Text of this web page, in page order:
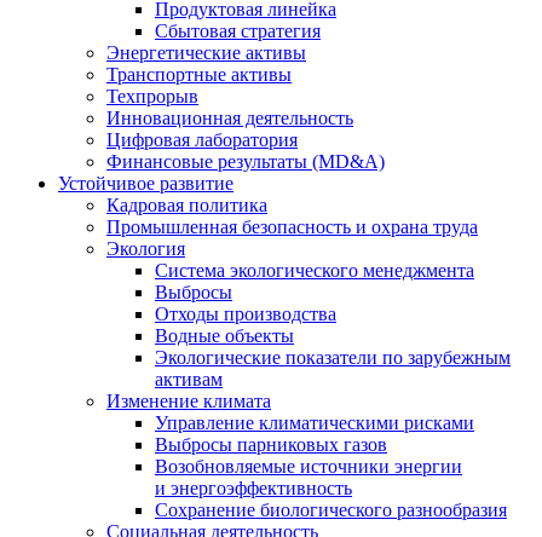
Продуктовая линейка
Сбытовая стратегия
Энергетические активы
Транспортные активы
Техпрорыв
Инновационная деятельность
Цифровая лаборатория
Финансовые результаты (MD&A)
Устойчивое развитие
Кадровая политика
Промышленная безопасность и охрана труда
Экология
Система экологического менеджмента
Выбросы
Отходы производства
Водные объекты
Экологические показатели по зарубежным
активам
Изменение климата
Управление климатическими рисками
Выбросы парниковых газов
Возобновляемые источники энергии
и энергоэффективность
Сохранение биологического разнообразия
Социальная деятельность